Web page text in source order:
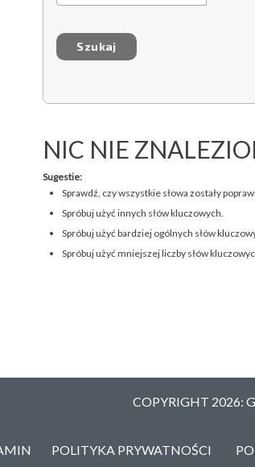
NIC NIE
Sugestie:
Sprawdź, czy wszystkie słowa zostały
Spróbuj użyć innych słów kluczowych.
Spróbuj użyć bardziej ogólnych słów
Spróbuj użyć mniejszej liczby słów
COPYRIGHT 2026:
POLITYKA PRYWATNOŚCI